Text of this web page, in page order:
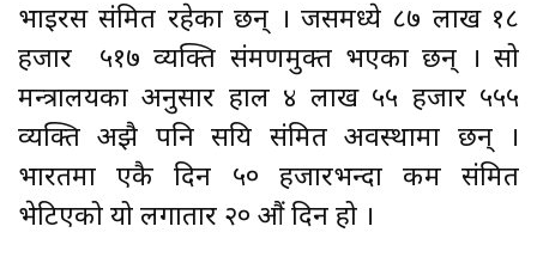
भाइरस संक्रमित रहेका छन् । जसमध्ये ८७ लाख १८
हजार ५१७ व्यक्ति संक्रमणमुक्त भएका छन् । सो
मन्त्रालयका अनुसार हाल ४ लाख ५५ हजार ५५५
व्यक्ति अझै पनि सक्रिय संक्रमित अवस्थामा छन् ।
भारतमा एकै दिन ५० हजारभन्दा कम संक्रमित
भेटिएको यो लगातार २० औं दिन हो ।